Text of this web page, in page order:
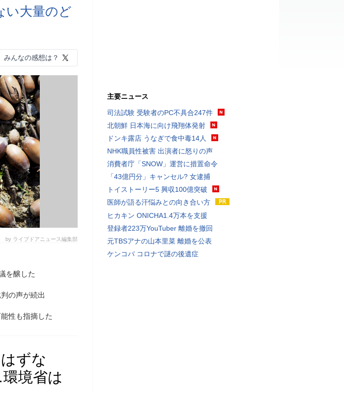
い大量のど
みんなの感想は？
by ライブドアニュース編集部
を醸した
の声が続出
性も指摘した
ずな
境省は
主要ニュース
司法試験 受験者のPC不具合247件
北朝鮮 日本海に向け飛翔体発射
ドンキ露店 うなぎで食中毒14人
NHK職員性被害 出演者に怒りの声
消費者庁「SNOW」運営に措置命令
「43億円分」キャンセル? 女逮捕
トイストーリー5 興収100億突破
医師が語る汗悩みとの向き合い方
ヒカキン ONICHA1.4万本を支援
登録者223万YouTuber 離婚を撤回
元TBSアナの山本里菜 離婚を公表
ケンコバ コロナで謎の後遺症